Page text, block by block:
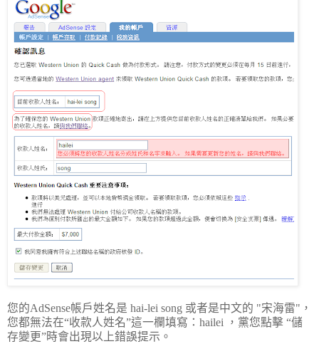
您的AdSense帳戶姓名是 hai-lei song 或者是中文的 "宋海雷"，
您都無法在“收款人姓名”這一欄填寫：hailei ，黨您點擊 “儲
存變更”時會出現以上錯誤提示。